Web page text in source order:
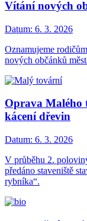
Vítání nových
Datum: 6. 3. 2026
Oznamujeme
nových občánků
Oprava Malého
kácení dřevin
Datum: 6. 3. 2026
V průběhu 2.
předáno staveniště
rybníka“.